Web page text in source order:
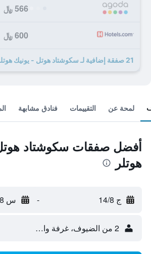
566 ﷼
600 ﷼
21 صفقة إضافية لـ سكوشتاد هوتل - يونيك هوتلر
لمحة عن التقييمات فنادق مشابهة
أفضل صفقات سكوشتاد
هوتلر
ج 14/8 - س 15/8
2 من الضيوف، غرفة واحدة